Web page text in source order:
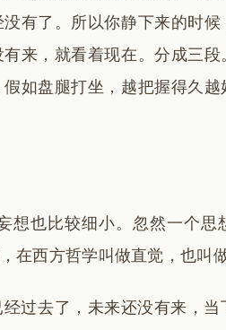
有了。所以你静下来的时候
来，就看着现在。分成三段
如盘腿打坐，越把握得久越
想也比较细小。忽然一个思
在西方哲学叫做直觉，也叫做
过去了，未来还没有来，当